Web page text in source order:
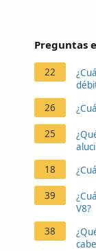
Preguntas
22
26
25
18
39
V8?
38